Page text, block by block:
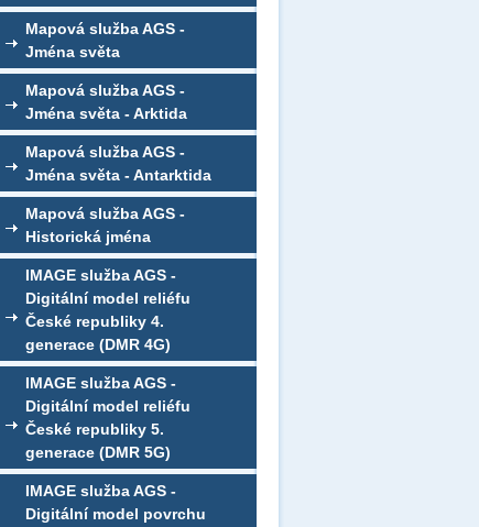
Mapová služba AGS -
Jména světa
Mapová služba AGS -
Jména světa - Arktida
Mapová služba AGS -
Jména světa - Antarktida
Mapová služba AGS -
Historická jména
IMAGE služba AGS -
Digitální model reliéfu
České republiky 4.
generace (DMR 4G)
IMAGE služba AGS -
Digitální model reliéfu
České republiky 5.
generace (DMR 5G)
IMAGE služba AGS -
Digitální model povrchu